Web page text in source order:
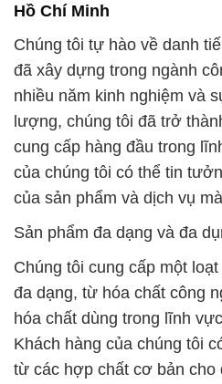
Hồ Chí Minh
Chúng tôi tự hào về danh
đã xây dựng trong ngành
nhiều năm kinh nghiệm và
lượng, chúng tôi đã trở
cung cấp hàng đầu trong
của chúng tôi có thể tin
của sản phẩm và dịch vụ
Sản phẩm đa dạng và đa
Chúng tôi cung cấp một
đa dạng, từ hóa chất công
hóa chất dùng trong lĩnh
Khách hàng của chúng tôi
từ các hợp chất cơ bản cho